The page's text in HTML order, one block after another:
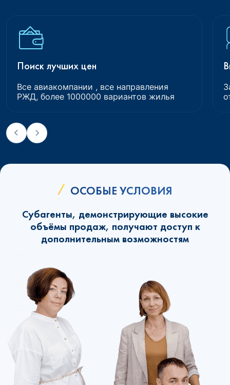
Поиск лучших цен
Все авиакомпании , все направления
РЖД, более 1000000 вариантов жилья
ОСОБЫЕ УСЛОВИЯ
Субагенты, демонстрирующие высокие
объёмы продаж, получают доступ к
дополнительным возможностям